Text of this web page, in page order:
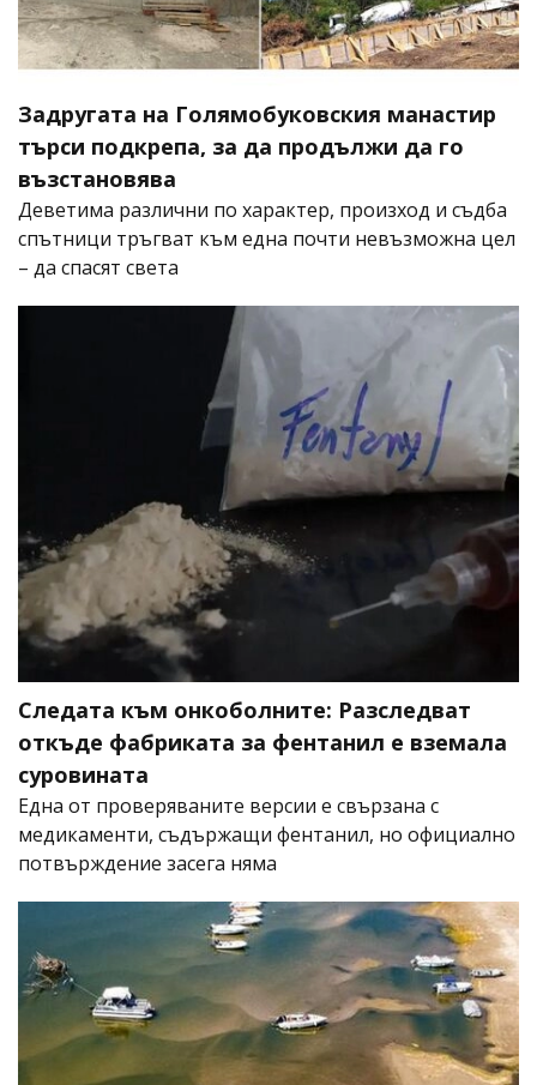
Задругата на Голямобуковския манастир
търси подкрепа, за да продължи да го
възстановява
Деветима различни по характер, произход и съдба
спътници тръгват към една почти невъзможна цел
– да спасят света
Следата към онкоболните: Разследват
откъде фабриката за фентанил е вземала
суровината
Една от проверяваните версии е свързана с
медикаменти, съдържащи фентанил, но официално
потвърждение засега няма